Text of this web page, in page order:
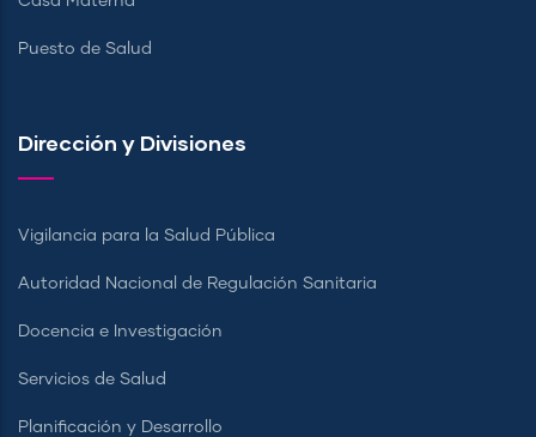
Puesto de Salud
Dirección y Divisiones
Vigilancia para la Salud Pública
Autoridad Nacional de Regulación Sanitaria
Docencia e Investigación
Servicios de Salud
Planificación y Desarrollo